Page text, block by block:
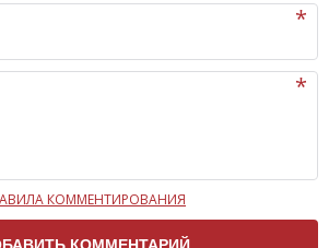
был опубликован на сайте,
следующих правил:
КОММЕНТИРОВАНИЯ